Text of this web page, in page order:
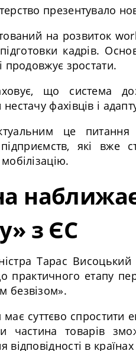
презентувало
на розвиток
кадрів.
продовжує зростати.
що система
фахівців і
це питання
які вже
з ЄС
Тарас
практичного етапу
безвізом».
суттєво спростити
частина товарів
відповідності в